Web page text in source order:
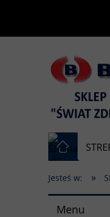
Jesteś w: »
Menu